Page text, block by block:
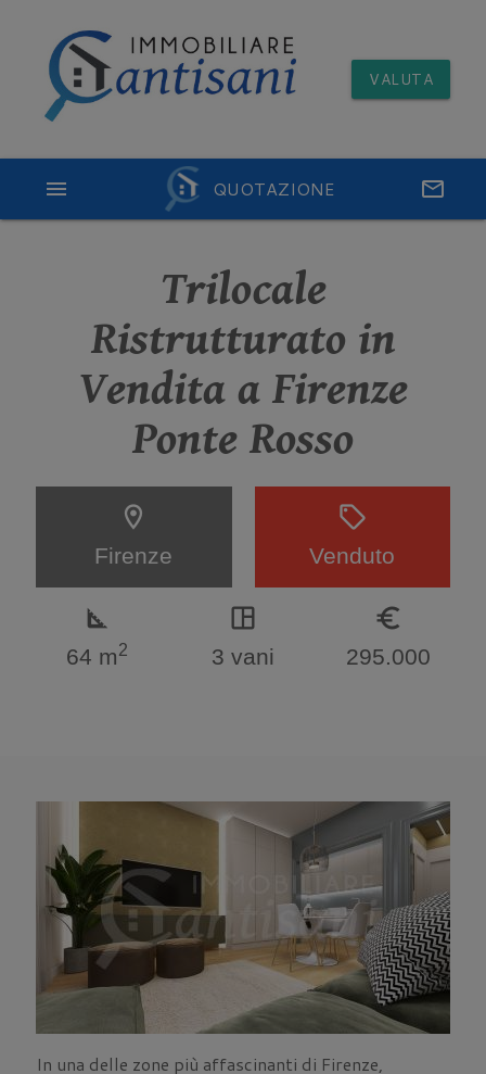
VALUTA
QUOTAZIONE email
menu
Trilocale
Ristrutturato in
Vendita a Firenze
Ponte Rosso
location_on
Firenze
sell
Venduto
square_foot
64 m2
space_dashboard
3 vani
euro_symbol
295.000
In una delle zone più affascinanti di Firenze,